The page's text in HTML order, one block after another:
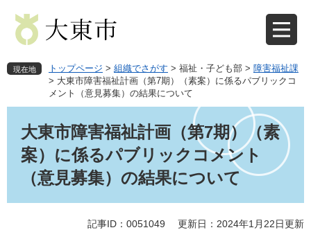
先
す
を
し
現在地 トップページ > 組織でさがす > 福祉・子ども部 > 障害福祉課
> 大東市障害福祉計画（第7期）（素案）に係るパブリックコ
メント（意見募集）の結果について
大東市障害福祉計画（第7期）（素
案）に係るパブリックコメント
（意見募集）の結果について
記事ID：0051049 更新日：2024年1月22日更新